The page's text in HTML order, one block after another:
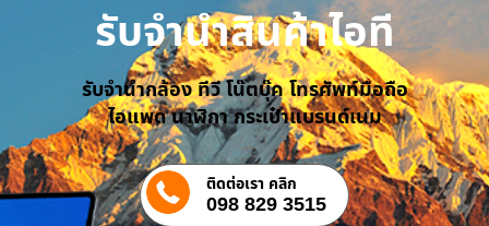
รับจำนำสินค้าไอที
รับจำนำกล้อง ทีวี โน๊ตบุ๊ค โทรศัพท์มือถือ
ไอแพด นาฬิกา กระเป๋าแบรนด์เนม
ติดต่อเรา คลิก
098 829 3515